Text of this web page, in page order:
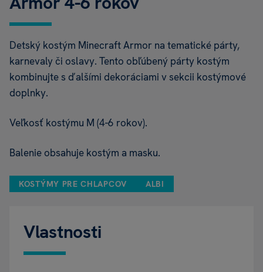
Detský kostým Minecraft Armor na tematické párty,
karnevaly či oslavy. Tento obľúbený párty kostým
kombinujte s ďalšími dekoráciami v sekcii kostýmové
doplnky.
Veľkosť kostýmu M (4-6 rokov).
Balenie obsahuje kostým a masku.
KOSTÝMY PRE CHLAPCOV ALBI
Vlastnosti